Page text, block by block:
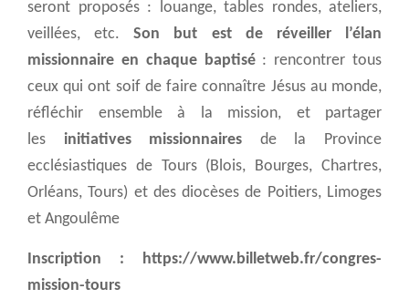
seront proposés : louange, tables rondes, ateliers,
veillées, etc.Son but est de réveiller l’élan
missionnaire en chaque baptisé : rencontrer tous
ceux qui ont soif de faire connaître Jésus au monde,
réfléchir ensemble à la mission, et partager
les initiatives missionnaires de la Province
ecclésiastiques de Tours (Blois, Bourges, Chartres,
Orléans, Tours) et des diocèses de Poitiers, Limoges
et Angoulême
Inscription : https://www.billetweb.fr/congres-
mission-tours